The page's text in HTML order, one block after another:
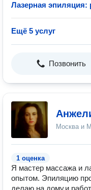
Лазерная эпиляция:
Ещё 5 услуг
Позвонить
Москва и
1 оценка
Я мастер массажа и
опытом. Эпиляцию
делаю на дому,и